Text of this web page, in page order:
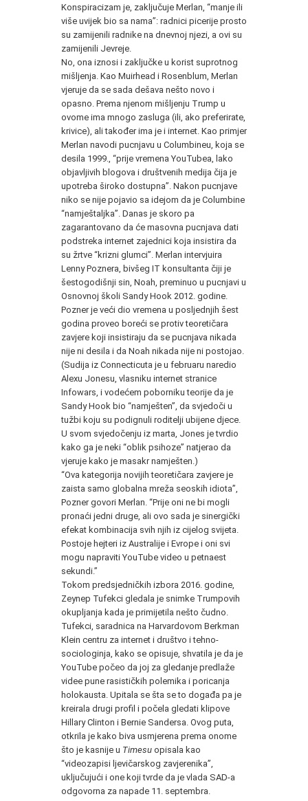
Konspiracizam je, zaključuje Merlan, “manje ili
više uvijek bio sa nama”: radnici picerije prosto
su zamijenili radnike na dnevnoj njezi, a ovi su
zamijenili Jevreje.
No, ona iznosi i zaključke u korist suprotnog
mišljenja. Kao Muirhead i Rosenblum, Merlan
vjeruje da se sada dešava nešto novo i
opasno. Prema njenom mišljenju Trump u
ovome ima mnogo zasluga (ili, ako preferirate,
krivice), ali također ima je i internet. Kao primjer
Merlan navodi pucnjavu u Columbineu, koja se
desila 1999., “prije vremena YouTubea, lako
objavljivih blogova i društvenih medija čija je
upotreba široko dostupna”. Nakon pucnjave
niko se nije pojavio sa idejom da je Columbine
“namještaljka”. Danas je skoro pa
zagarantovano da će masovna pucnjava dati
podstreka internet zajednici koja insistira da
su žrtve “krizni glumci”. Merlan intervjuira
Lenny Poznera, bivšeg IT konsultanta čiji je
šestogodišnji sin, Noah, preminuo u pucnjavi u
Osnovnoj školi Sandy Hook 2012. godine.
Pozner je veći dio vremena u posljednjih šest
godina proveo boreći se protiv teoretičara
zavjere koji insistiraju da se pucnjava nikada
nije ni desila i da Noah nikada nije ni postojao.
(Sudija iz Connecticuta je u februaru naredio
Alexu Jonesu, vlasniku internet stranice
Infowars, i vodećem poborniku teorije da je
Sandy Hook bio “namješten”, da svjedoči u
tužbi koju su podignuli roditelji ubijene djece.
U svom svjedočenju iz marta, Jones je tvrdio
kako ga je neki “oblik psihoze” natjerao da
vjeruje kako je masakr namješten.)
“Ova kategorija novijih teoretičara zavjere je
zaista samo globalna mreža seoskih idiota”,
Pozner govori Merlan. “Prije oni ne bi mogli
pronaći jedni druge, ali ovo sada je sinergički
efekat kombinacija svih njih iz cijelog svijeta.
Postoje hejteri iz Australije i Evrope i oni svi
mogu napraviti YouTube video u petnaest
sekundi.”
Tokom predsjedničkih izbora 2016. godine,
Zeynep Tufekci gledala je snimke Trumpovih
okupljanja kada je primijetila nešto čudno.
Tufekci, saradnica na Harvardovom Berkman
Klein centru za internet i društvo i tehno-
sociologinja, kako se opisuje, shvatila je da je
YouTube počeo da joj za gledanje predlaže
videe pune rasističkih polemika i poricanja
holokausta. Upitala se šta se to događa pa je
kreirala drugi profil i počela gledati klipove
Hillary Clinton i Bernie Sandersa. Ovog puta,
otkrila je kako biva usmjerena prema onome
što je kasnije u Timesu opisala kao
“videozapisi ljevičarskog zavjerenika”,
uključujući i one koji tvrde da je vlada SAD-a
odgovorna za napade 11. septembra.